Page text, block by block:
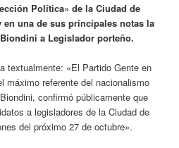
Política» de la Ciudad de
en una de sus principales notas la
a Legislador porteño.
textualmente: «El Partido Gente en
máximo referente del nacionalismo
confirmó públicamente que
a legisladores de la Ciudad de
del próximo 27 de octubre».